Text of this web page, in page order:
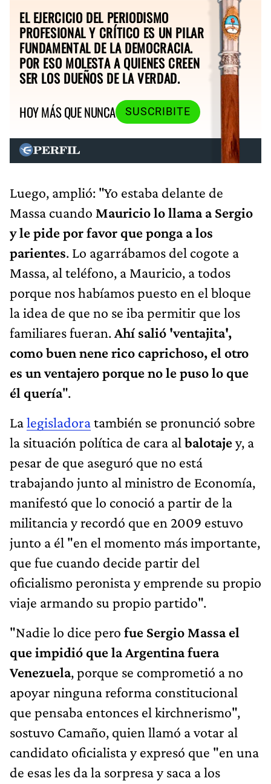
EL EJERCICIO DEL PERIODISMO
PROFESIONAL Y CRÍTICO ES UN PILAR
FUNDAMENTAL DE LA DEMOCRACIA.
POR ESO MOLESTA A QUIENES CREEN
SER LOS DUEÑOS DE LA VERDAD.
HOY MÁS QUE NUNCA
SUSCRIBITE
Luego, amplió: "Yo estaba delante de
Massa cuando Mauricio lo llama a Sergio
y le pide por favor que ponga a los
parientes. Lo agarrábamos del cogote a
Massa, al teléfono, a Mauricio, a todos
porque nos habíamos puesto en el bloque
la idea de que no se iba permitir que los
familiares fueran.Ahí salió 'ventajita',
como buen nene rico caprichoso, el otro
es un ventajero porque no le puso lo que
él quería".
Lalegisladoratambién se pronunció sobre
la situación política de cara al balotajey, a
pesar de que aseguró que no está
trabajando junto al ministro de Economía,
manifestó que lo conoció a partir de la
militancia y recordó que en 2009 estuvo
junto a él "en el momento más importante,
que fue cuando decide partir del
oficialismo peronista y emprende su propio
viaje armando su propio partido".
"Nadie lo dice pero fue Sergio Massa el
que impidió que la Argentina fuera
Venezuela, porque se comprometió a no
apoyar ninguna reforma constitucional
que pensaba entonces el kirchnerismo",
sostuvo Camaño, quien llamó a votar al
candidato oficialista y expresó que "en una
de esas les da la sorpresa y saca a los